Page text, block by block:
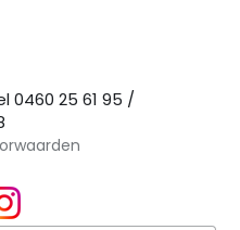
0460 25 61 95 /